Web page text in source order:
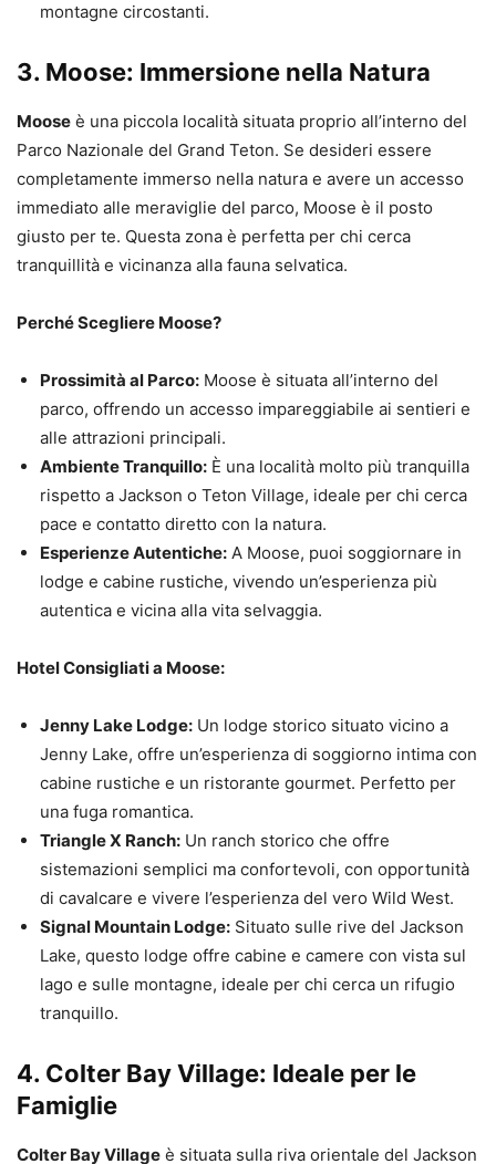
montagne circostanti.
3. Moose: Immersione nella Natura
Moose è una piccola località situata proprio all’interno del
Parco Nazionale del Grand Teton. Se desideri essere
completamente immerso nella natura e avere un accesso
immediato alle meraviglie del parco, Moose è il posto
giusto per te. Questa zona è perfetta per chi cerca
tranquillità e vicinanza alla fauna selvatica.
Perché Scegliere Moose?
Prossimità al Parco: Moose è situata all’interno del
parco, offrendo un accesso impareggiabile ai sentieri e
alle attrazioni principali.
Ambiente Tranquillo: È una località molto più tranquilla
rispetto a Jackson o Teton Village, ideale per chi cerca
pace e contatto diretto con la natura.
Esperienze Autentiche: A Moose, puoi soggiornare in
lodge e cabine rustiche, vivendo un’esperienza più
autentica e vicina alla vita selvaggia.
Hotel Consigliati a Moose:
Jenny Lake Lodge: Un lodge storico situato vicino a
Jenny Lake, offre un’esperienza di soggiorno intima con
cabine rustiche e un ristorante gourmet. Perfetto per
una fuga romantica.
Triangle X Ranch: Un ranch storico che offre
sistemazioni semplici ma confortevoli, con opportunità
di cavalcare e vivere l’esperienza del vero Wild West.
Signal Mountain Lodge: Situato sulle rive del Jackson
Lake, questo lodge offre cabine e camere con vista sul
lago e sulle montagne, ideale per chi cerca un rifugio
tranquillo.
4. Colter Bay Village: Ideale per le
Famiglie
Colter Bay Village è situata sulla riva orientale del Jackson